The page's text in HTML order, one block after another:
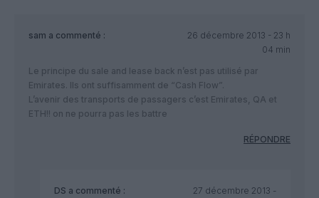
sam a commenté :
26 décembre 2013 - 23 h
04 min
Le principe du sale and lease back n’est pas utilisé par
Emirates. Ils ont suffisamment de “Cash Flow”.
L’avenir des transports de passagers c’est Emirates, QA et
ETH!! on ne pourra pas les battre
RÉPONDRE
DS a commenté :
27 décembre 2013 -